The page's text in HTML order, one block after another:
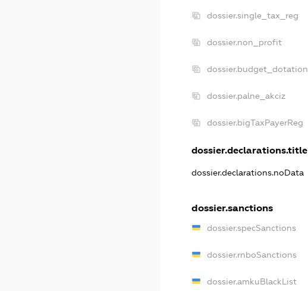
dossier.single_tax_reg
dossier.non_profit
dossier.budget_dotation
dossier.palne_akciz
dossier.bigTaxPayerReg
dossier.declarations.title
dossier.declarations.noData
dossier.sanctions
dossier.specSanctions
dossier.rnboSanctions
dossier.amkuBlackList